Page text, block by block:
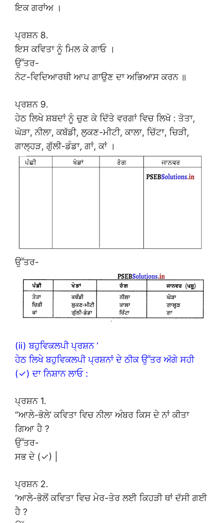
ਇਕ ਗਰਾਂਅ ।
ਪ੍ਰਸ਼ਨ 8.
ਇਸ ਕਵਿਤਾ ਨੂੰ ਮਿਲ ਕੇ ਗਾਓ ।
ਉੱਤਰ-
ਨੋਟ-ਵਿਦਿਆਰਥੀ ਆਪ ਗਾਉਣ ਦਾ ਅਭਿਆਸ ਕਰਨ ॥
ਪ੍ਰਸ਼ਨ 9.
ਹੇਠ ਲਿਖੇ ਸ਼ਬਦਾਂ ਨੂੰ ਚੁਣ ਕੇ ਦਿੱਤੇ ਵਰਗਾਂ ਵਿਚ ਲਿਖੋ : ਤੋਤਾ,
ਘੋੜਾ, ਨੀਲਾ, ਕਬੱਡੀ, ਲੁਕਣ-ਮੀਟੀ, ਕਾਲਾ, ਚਿੱਟਾ, ਚਿੜੀ,
ਗਾਲ੍ਹੜ, ਗੁੱਲੀ-ਡੰਡਾ, ਗਾਂ, ਕਾਂ ।
ਉੱਤਰ-
(ii) ਬਹੁਵਿਕਲਪੀ ਪ੍ਰਸ਼ਨ ‘
ਹੇਠ ਲਿਖੇ ਬਹੁਵਿਕਲਪੀ ਪ੍ਰਸ਼ਨਾਂ ਦੇ ਠੀਕ ਉੱਤਰ ਅੱਗੇ ਸਹੀ
(✓) ਦਾ ਨਿਸ਼ਾਨ ਲਾਓ :
ਪ੍ਰਸ਼ਨ 1.
“ਆਲੇ-ਭੋਲੇ’ ਕਵਿਤਾ ਵਿਚ ਨੀਲਾ ਅੰਬਰ ਕਿਸ ਦੇ ਨਾਂ ਕੀਤਾ
ਗਿਆ ਹੈ ?
ਉੱਤਰ-
ਸਭ ਦੇ (✓) |
ਪ੍ਰਸ਼ਨ 2.
‘ਆਲੇ-ਭੋਲੋਂ ਕਵਿਤਾ ਵਿਚ ਮੇਰ-ਤੇਰ ਲਈ ਕਿਹੜੀ ਥਾਂ ਦੱਸੀ ਗਈ
ਹੈ ?